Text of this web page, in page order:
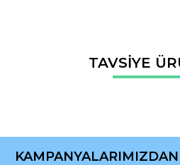
Bu ürüne ilk yorumu
Bu ürünün fiyat bilgisi, resim, ürün
konularda yetersiz gördüğünüz
Ürün açıklamasında eksik bilgiler
TAVSİYE